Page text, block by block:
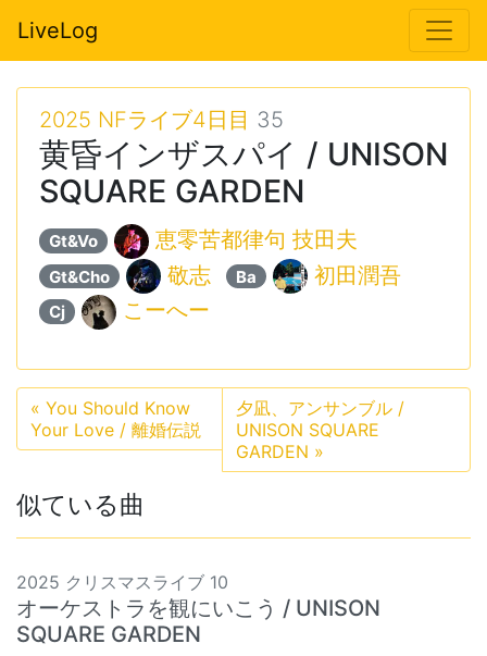
LiveLog
2025 NFライブ4日目 35
黄昏インザスパイ / UNISON
SQUARE GARDEN
Gt&Vo 恵零苦都律句 技田夫
Gt&Cho 敬志 Ba 初田潤吾
Cj こーへー
« You Should Know
Your Love / 離婚伝説
夕凪、アンサンブル /
UNISON SQUARE
GARDEN »
似ている曲
2025 クリスマスライブ 10
オーケストラを観にいこう / UNISON
SQUARE GARDEN